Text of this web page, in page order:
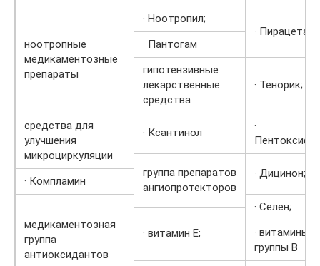
ноотропные
медикаментозные
препараты
· Ноотропил;
· Пирацетам;
· Пантогам
гипотензивные
лекарственные
средства
· Тенорик;
средства для
улучшения
микроциркуляции
·
· Ксантинол
группа препаратов
ангиопротекторов
· Дицинон;
· Компламин
медикаментозная
группа
антиоксидантов
· Селен;
· витамин Е;
· витамины
группы В